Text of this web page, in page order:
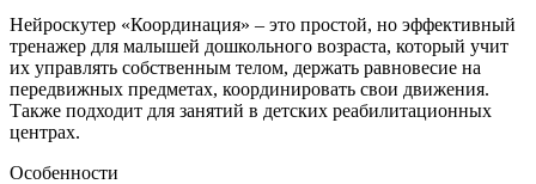
Нейроскутер «Координация» – это простой, но эффективный
тренажер для малышей дошкольного возраста, который учит
их управлять собственным телом, держать равновесие на
передвижных предметах, координировать свои движения.
Также подходит для занятий в детских реабилитационных
центрах.
Особенности